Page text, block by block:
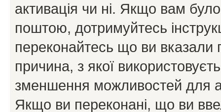
активація чи ні. Якщо вам
поштою, дотримуйтесь
переконайтесь що ви
причина, з якої
зменшення можливостей для
Якщо ви переконані, що ви